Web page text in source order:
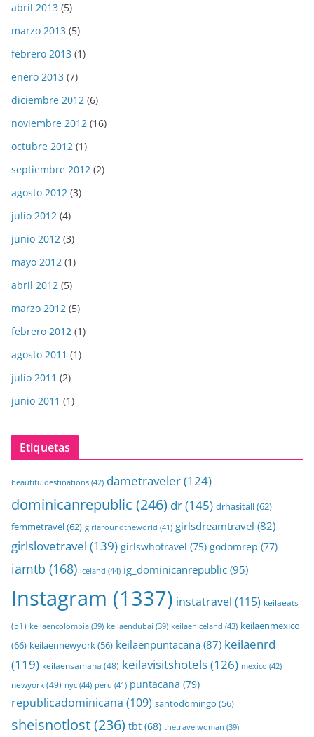
abril 2013 (5)
marzo 2013 (5)
febrero 2013 (1)
enero 2013 (7)
diciembre 2012 (6)
noviembre 2012 (16)
octubre 2012 (1)
septiembre 2012 (2)
agosto 2012 (3)
julio 2012 (4)
junio 2012 (3)
mayo 2012 (1)
abril 2012 (5)
marzo 2012 (5)
febrero 2012 (1)
agosto 2011 (1)
julio 2011 (2)
junio 2011 (1)
Etiquetas
beautifuldestinations (42) dametraveler(124)
dominicanrepublic (246) dr(145) drhasitall(62)
femmetravel(62) girlaroundtheworld (41) girlsdreamtravel (82)
girlslovetravel (139) girlswhotravel (75) godomrep (77)
iamtb (168) iceland (44) ig_dominicanrepublic (95)
Instagram (1337) instatravel (115) keilaeats
(51) keilaencolombia (39) keilaendubai (39) keilaeniceland (43) keilaenmexico
(66) keilaennewyork(56) keilaenpuntacana (87) keilaenrd
(119) keilaensamana (48) keilavisitshotels(126) mexico (42)
newyork(49) nyc (44) peru (41) puntacana (79)
republicadominicana (109) santodomingo (56)
sheisnotlost(236) tbt (68) thetravelwoman (39)